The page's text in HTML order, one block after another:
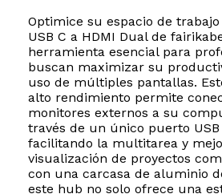
Optimice su espacio de
USB C a HDMI Dual de
herramienta esencial para
buscan maximizar su
uso de múltiples pantallas.
alto rendimiento permite
monitores externos a su
través de un único puerto USB
facilitando la multitarea y
visualización de proyectos
con una carcasa de aluminio
este hub no solo ofrece una